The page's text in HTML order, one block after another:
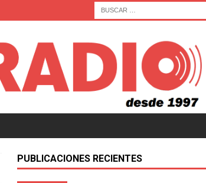
PUBLICACIONES RECIENTES